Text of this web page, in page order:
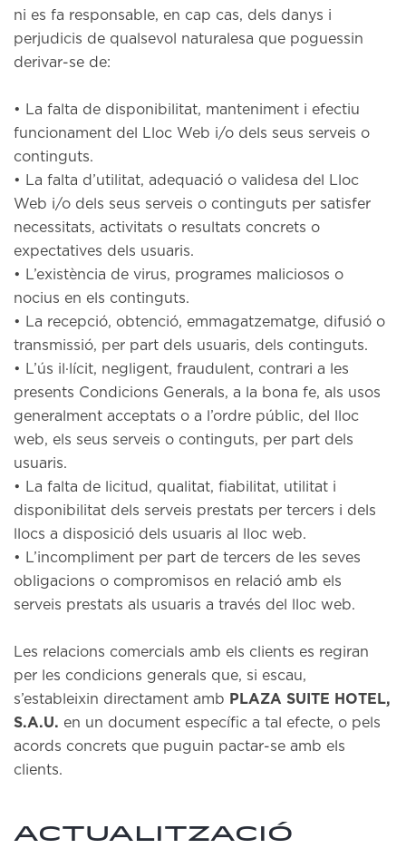
ni es fa responsable, en cap cas, dels danys i
perjudicis de qualsevol naturalesa que poguessin
derivar-se de:
• La falta de disponibilitat, manteniment i efectiu
funcionament del Lloc Web i/o dels seus serveis o
continguts.
• La falta d’utilitat, adequació o validesa del Lloc
Web i/o dels seus serveis o continguts per satisfer
necessitats, activitats o resultats concrets o
expectatives dels usuaris.
• L’existència de virus, programes maliciosos o
nocius en els continguts.
• La recepció, obtenció, emmagatzematge, difusió o
transmissió, per part dels usuaris, dels continguts.
• L’ús il·lícit, negligent, fraudulent, contrari a les
presents Condicions Generals, a la bona fe, als usos
generalment acceptats o a l’ordre públic, del lloc
web, els seus serveis o continguts, per part dels
usuaris.
• La falta de licitud, qualitat, fiabilitat, utilitat i
disponibilitat dels serveis prestats per tercers i dels
llocs a disposició dels usuaris al lloc web.
• L’incompliment per part de tercers de les seves
obligacions o compromisos en relació amb els
serveis prestats als usuaris a través del lloc web.
Les relacions comercials amb els clients es regiran
per les condicions generals que, si escau,
s’estableixin directament amb PLAZA SUITE HOTEL,
S.A.U. en un document específic a tal efecte, o pels
acords concrets que puguin pactar-se amb els
clients.
ACTUALITZACIÓ